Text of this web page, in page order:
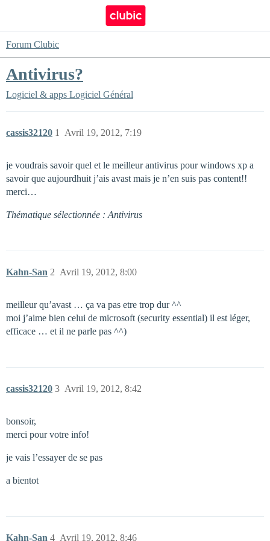
Forum Clubic
Antivirus?
Logiciel & apps Logiciel Général
cassis32120 Avril 19, 2012, 7:19
1
je voudrais savoir quel et le meilleur antivirus pour windows xp a
savoir que aujourdhuit j’ais avast mais je n’en suis pas content!!
merci…
Thématique sélectionnée : Antivirus
Kahn-San Avril 19, 2012, 8:00
2
meilleur qu’avast … ça va pas etre trop dur ^^
moi j’aime bien celui de microsoft (security essential) il est léger,
efficace … et il ne parle pas ^^)
cassis32120 Avril 19, 2012, 8:42
3
bonsoir,
merci pour votre info!
je vais l’essayer de se pas
a bientot
Kahn-San Avril 19, 2012, 8:46
4